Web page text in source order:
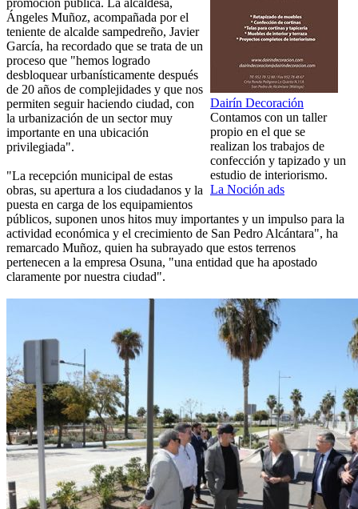
Dairín Decoración
Contamos con un taller
propio en el que se
realizan los trabajos de
confección y tapizado y un
estudio de interiorismo.
La Noción ads
promoción pública. La alcaldesa,
Ángeles Muñoz, acompañada por el
teniente de alcalde sampedreño, Javier
García, ha recordado que se trata de un
proceso que "hemos logrado
desbloquear urbanísticamente después
de 20 años de complejidades y que nos
permiten seguir haciendo ciudad, con
la urbanización de un sector muy
importante en una ubicación
privilegiada".
"La recepción municipal de estas
obras, su apertura a los ciudadanos y la
puesta en carga de los equipamientos
públicos, suponen unos hitos muy importantes y un impulso para la
actividad económica y el crecimiento de San Pedro Alcántara", ha
remarcado Muñoz, quien ha subrayado que estos terrenos
pertenecen a la empresa Osuna, "una entidad que ha apostado
claramente por nuestra ciudad".